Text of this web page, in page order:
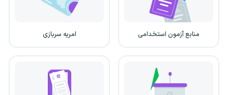
منابع آزمون استخدامی امریه سربازی